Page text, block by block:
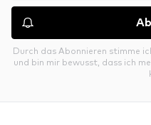
Durch das Abonnieren stimme
und bin mir bewusst, dass ich